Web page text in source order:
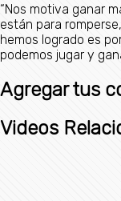
“Nos motiva ganar
están para
hemos logrado es
podemos jugar y
Agregar tus
Videos